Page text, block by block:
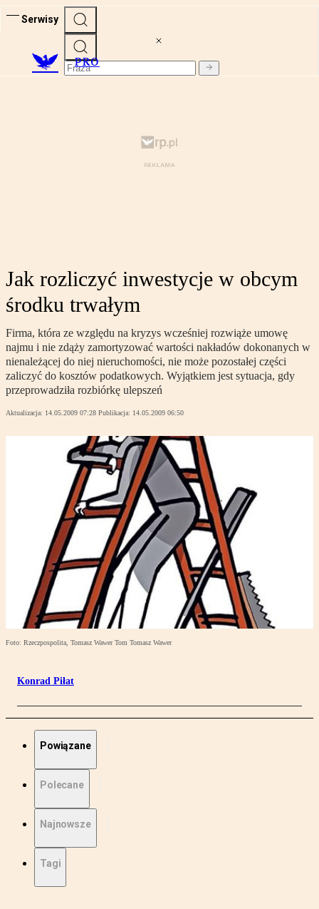
Serwisy
PRO
Jak rozliczyć inwestycje w obcym
środku trwałym
Firma, która ze względu na kryzys wcześniej rozwiąże umowę
najmu i nie zdąży zamortyzować wartości nakładów dokonanych w
nienależącej do niej nieruchomości, nie może pozostałej części
zaliczyć do kosztów podatkowych. Wyjątkiem jest sytuacja, gdy
przeprowadziła rozbiórkę ulepszeń
Aktualizacja: 14.05.2009 07:28 Publikacja: 14.05.2009 06:50
Foto: Rzeczpospolita, Tomasz Wawer Tom Tomasz Wawer
Konrad Piłat
Powiązane
Polecane
Najnowsze
Tagi